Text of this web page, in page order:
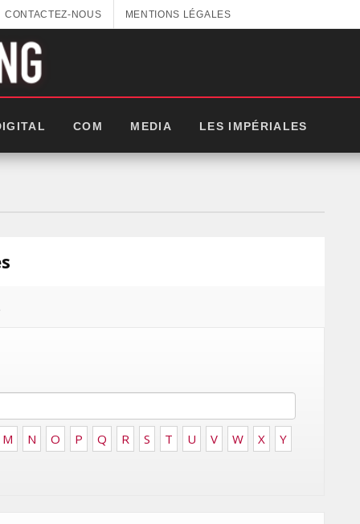
CONTACTEZ-NOUS MENTIONS LÉGALES
COM MEDIA LES IMPÉRIALES
M N O P Q R S T U V W X
Y
LUNDI 6 AVRIL 2026